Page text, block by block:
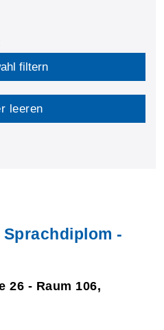
filtern
leeren
-
26 - Raum 106,